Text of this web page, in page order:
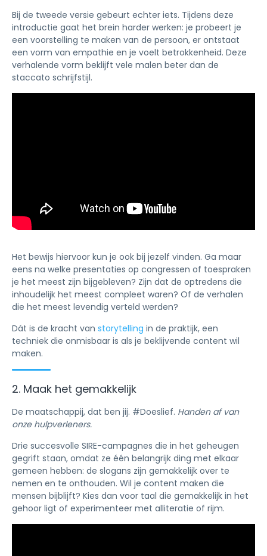
Bij de tweede versie gebeurt echter iets. Tijdens deze
introductie gaat het brein harder werken: je probeert je
een voorstelling te maken van de persoon, er ontstaat
een vorm van empathie en je voelt betrokkenheid. Deze
verhalende vorm beklijft vele malen beter dan de
staccato schrijfstijl.
Het bewijs hiervoor kun je ook bij jezelf vinden. Ga maar
eens na welke presentaties op congressen of toespraken
je het meest zijn bijgebleven? Zijn dat de optredens die
inhoudelijk het meest compleet waren? Of de verhalen
die het meest levendig verteld werden?
Dát is de kracht van storytelling in de praktijk, een
techniek die onmisbaar is als je beklijvende content wil
maken.
2. Maak het gemakkelijk
De maatschappij, dat ben jij. #Doeslief. Handen af van
onze hulpverleners.
Drie succesvolle SIRE-campagnes die in het geheugen
gegrift staan, omdat ze één belangrijk ding met elkaar
gemeen hebben: de slogans zijn gemakkelijk over te
nemen en te onthouden. Wil je content maken die
mensen bijblijft? Kies dan voor taal die gemakkelijk in het
gehoor ligt of experimenteer met alliteratie of rijm.